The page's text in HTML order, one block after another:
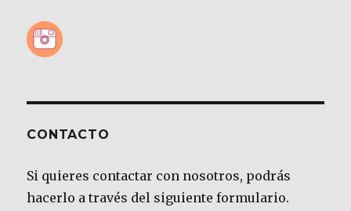
CONTACTO
Si quieres contactar con nosotros, podrás
hacerlo a través del siguiente formulario.